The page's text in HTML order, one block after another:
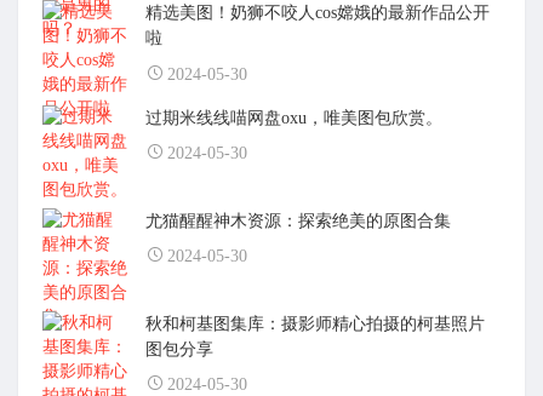
精选美图！奶狮不咬人cos嫦娥的最新作品公开
啦
2024-05-30
过期米线线喵网盘oxu，唯美图包欣赏。
2024-05-30
尤猫醒醒神木资源：探索绝美的原图合集
2024-05-30
秋和柯基图集库：摄影师精心拍摄的柯基照片
图包分享
2024-05-30